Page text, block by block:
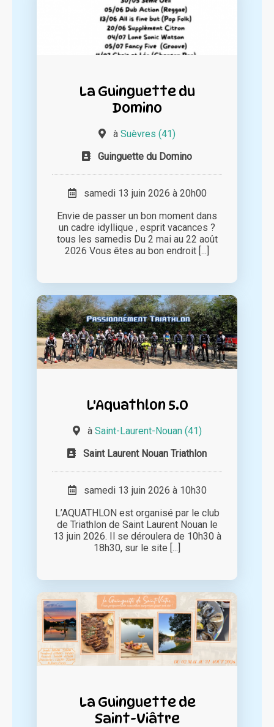
La Guinguette du
Domino
à Suèvres (41)
Guinguette du Domino
samedi 13 juin 2026 à 20h00
Envie de passer un bon moment dans
un cadre idyllique , esprit vacances ?
tous les samedis Du 2 mai au 22 août
2026 Vous êtes au bon endroit [...]
L'Aquathlon 5.0
à Saint-Laurent-Nouan (41)
Saint Laurent Nouan Triathlon
samedi 13 juin 2026 à 10h30
L’AQUATHLON est organisé par le club
de Triathlon de Saint Laurent Nouan le
13 juin 2026. Il se déroulera de 10h30 à
18h30, sur le site [...]
La Guinguette de
Saint-Viâtre